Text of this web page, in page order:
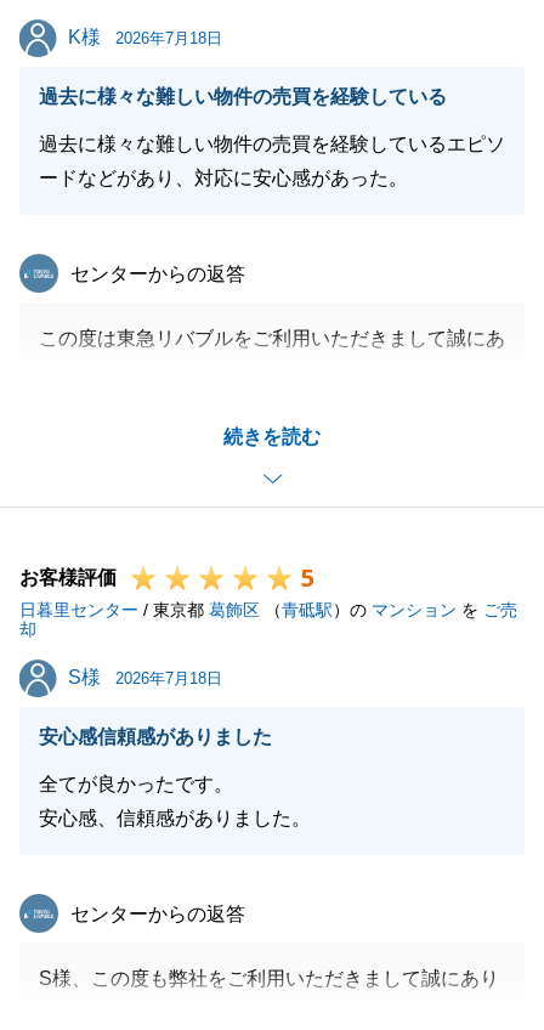
K様
K様 2026年7月18日
過去に様々な難しい物件の売買を経験している
過去に様々な難しい物件の売買を経験しているエピソ
ードなどがあり、対応に安心感があった。
続きを読む
東急リバブル
センターからの返答
この度は東急リバブルをご利用いただきまして誠にあ
K様、M様がいつも温かくご協力くださり、私どもを
信頼してお任せいただいたからこそ、最後まで円滑に
誠にありがとうございました。
また、私の過去の経験や対応につきまして、身に余る
「安心感があった」と言っていただけたことは、不動
な励みとなります。
無事にお引渡しを迎えられましたのも、K様、M様の
ご理解とご協力あってこそでございます。
お取引は一区切りとなりますが、今後とも何かお困り
お声がけくださいませ。
お客様評価 5
日暮里センター / 東京都 葛飾区 （青砥駅）の マンション を ご売
却
S様
S様 2026年7月18日
安心感信頼感がありました
全てが良かったです。
安心感、信頼感がありました。
東急リバブル
センターからの返答
S様、この度も弊社をご利用いただきまして誠にあり